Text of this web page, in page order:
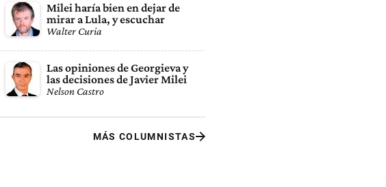
Milei haría bien en dejar de
mirar a Lula, y escuchar
Walter Curia
Las opiniones de Georgieva y
las decisiones de Javier Milei
Nelson Castro
MÁS COLUMNISTAS